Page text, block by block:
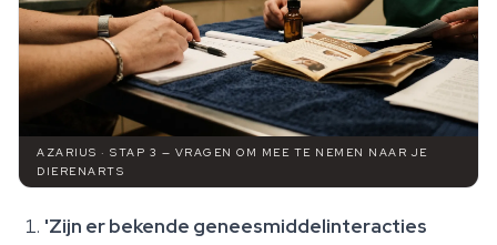
AZARIUS · STAP 3 — VRAGEN OM MEE TE NEMEN NAAR JE
DIERENARTS
'Zijn er bekende geneesmiddelinteracties